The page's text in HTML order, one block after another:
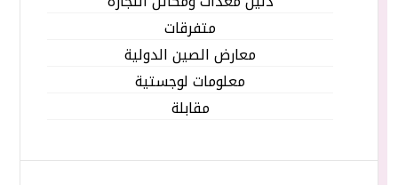
متفرقات
معارض الصين الدولية
معلومات لوجستية
مقابلة